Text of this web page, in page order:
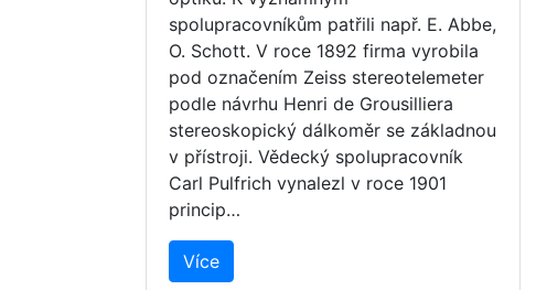
spolupracovníkům patřili např. E. Abbe,
O. Schott. V roce 1892 firma vyrobila
pod označením Zeiss stereotelemeter
podle návrhu Henri de Grousilliera
stereoskopický dálkoměr se základnou
v přístroji. Vědecký spolupracovník
Carl Pulfrich vynalezl v roce 1901
princip…
Více